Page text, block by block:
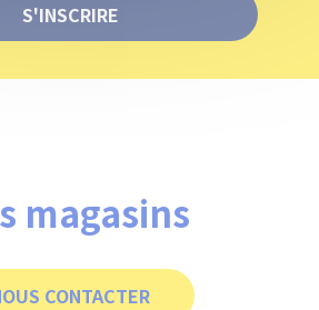
S'INSCRIRE
magasins
CONTACTER